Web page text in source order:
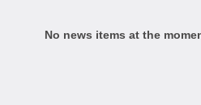
No news items at the